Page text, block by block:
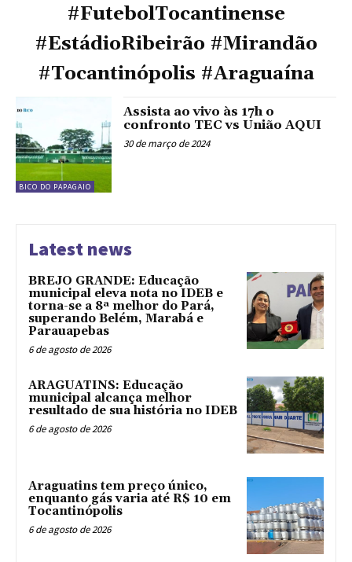
#FutebolTocantinense
#EstádioRibeirão #Mirandão
#Tocantinópolis #Araguaína
BICO DO PAPAGAIO
Assista ao vivo às 17h o
confronto TEC vs União AQUI
30 de março de 2024
Latest news
BREJO GRANDE: Educação
municipal eleva nota no IDEB e
torna-se a 8ª melhor do Pará,
superando Belém, Marabá e
Parauapebas
6 de agosto de 2026
ARAGUATINS: Educação
municipal alcança melhor
resultado de sua história no IDEB
6 de agosto de 2026
Araguatins tem preço único,
enquanto gás varia até R$ 10 em
Tocantinópolis
6 de agosto de 2026